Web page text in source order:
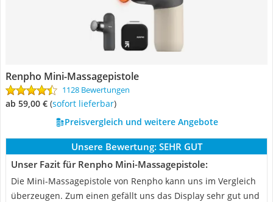
Renpho Mini-Massagepistole
1128 Bewertungen
ab 59,00 € ( Sofort lieferbar)
Preisvergleich und weitere Angebote
Unsere Bewertung: SEHR GUT
Unser Fazit für Renpho Mini-Massagepistole:
Die Mini-Massagepistole von Renpho kann uns im Vergleich
überzeugen. Zum einen gefällt uns das Display sehr gut und